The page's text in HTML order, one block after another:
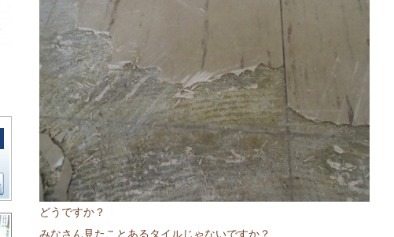
どうですか？
みなさん見たことあるタイルじゃないですか？